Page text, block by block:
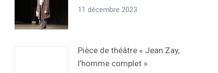
11 décembre 2023
Pièce de théâtre « Jean Zay,
l’homme complet »